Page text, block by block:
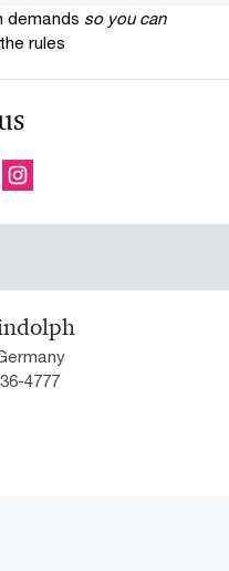
demands so you can
rules
4777